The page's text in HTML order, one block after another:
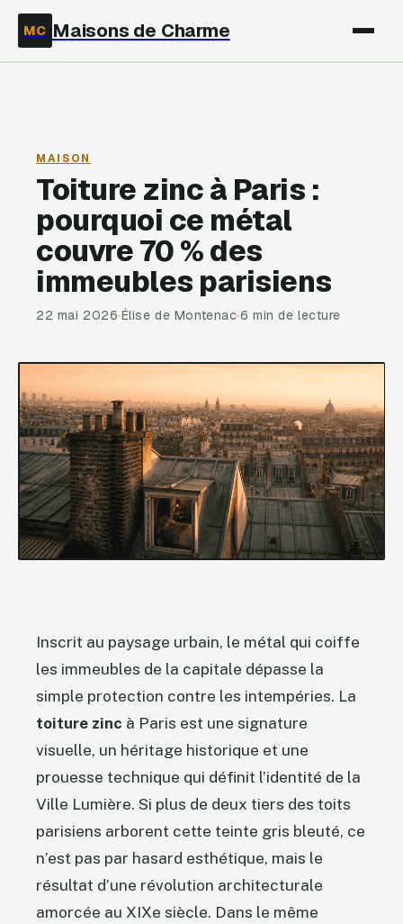
MC Maisons de Charme
MAISON
Toiture zinc à Paris :
pourquoi ce métal
couvre 70 % des
immeubles parisiens
22 mai 2026·Élise de Montenac·6 min de lecture
Inscrit au paysage urbain, le métal qui coiffe
les immeubles de la capitale dépasse la
simple protection contre les intempéries. La
toiture zinc à Paris est une signature
visuelle, un héritage historique et une
prouesse technique qui définit l’identité de la
Ville Lumière. Si plus de deux tiers des toits
parisiens arborent cette teinte gris bleuté, ce
n’est pas par hasard esthétique, mais le
résultat d’une révolution architecturale
amorcée au XIXe siècle. Dans le même